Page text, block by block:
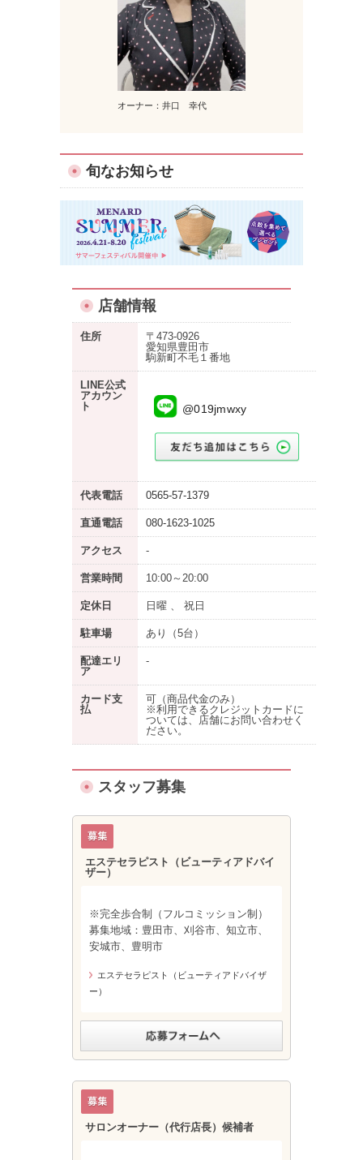
オーナー：井口 幸代
旬なお知らせ
店舗情報
住所
〒473-0926
愛知県豊田市
駒新町不毛１番地
LINE公式
アカウン
ト
@019jmwxy
代表電話 0565-57-1379
直通電話 080-1623-1025
アクセス -
営業時間 10:00～20:00
定休日 日曜 、 祝日
駐車場 あり （5台）
配達エリ
ア
-
カード支
払
可（商品代金のみ）
※利用できるクレジットカードに
ついては、店舗にお問い合わせく
ださい。
スタッフ募集
エステセラピスト（ビューティアドバイ
ザー）
※完全歩合制（フルコミッション制）
募集地域：豊田市、刈谷市、知立市、
安城市、豊明市
エステセラピスト（ビューティアドバイザ
ー）
サロンオーナー（代行店長）候補者